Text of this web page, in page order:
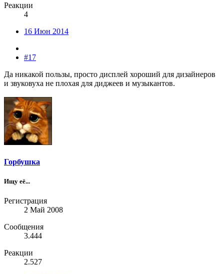
Реакции
4
16 Июн 2014
#17
Да никакой пользы, просто дисплей хороший для дизайнеров
и звуковуха не плохая для диджеев и музыкантов.
Горбушка
Ищу её...
Регистрация
2 Май 2008
Сообщения
3.444
Реакции
2.527